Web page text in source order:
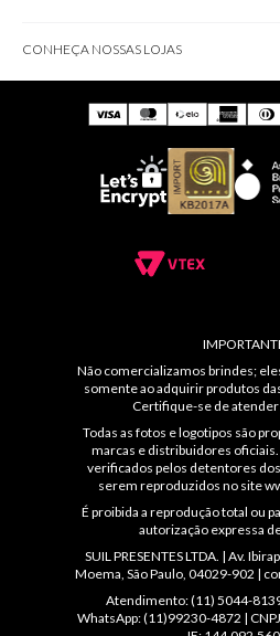
CONHEÇA NOSSAS LOJAS
Não comercializamos brindes;
somente ao adquirir produtos
Certifique-se de atender
Todas as fotos e logotipos são
marcas e distribuidores
verificados pelos detentores
serem reproduzidos no site
É proibida a reprodução total ou
autorização expressa
SUIL PRESENTES LTDA. | Av.
Moema, São Paulo, 04029-902 |
Atendimento: (11) 5044-
WhatsApp: (11)99230-4872 |